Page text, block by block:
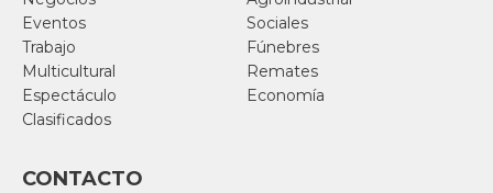
Eventos
Sociales
Trabajo
Fúnebres
Multicultural
Remates
Espectáculo
Economía
Clasificados
CONTACTO